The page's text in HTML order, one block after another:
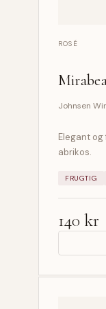
ROSÉ
Johnsen
Elegant
abrikos.
FRUGTIG
140 kr